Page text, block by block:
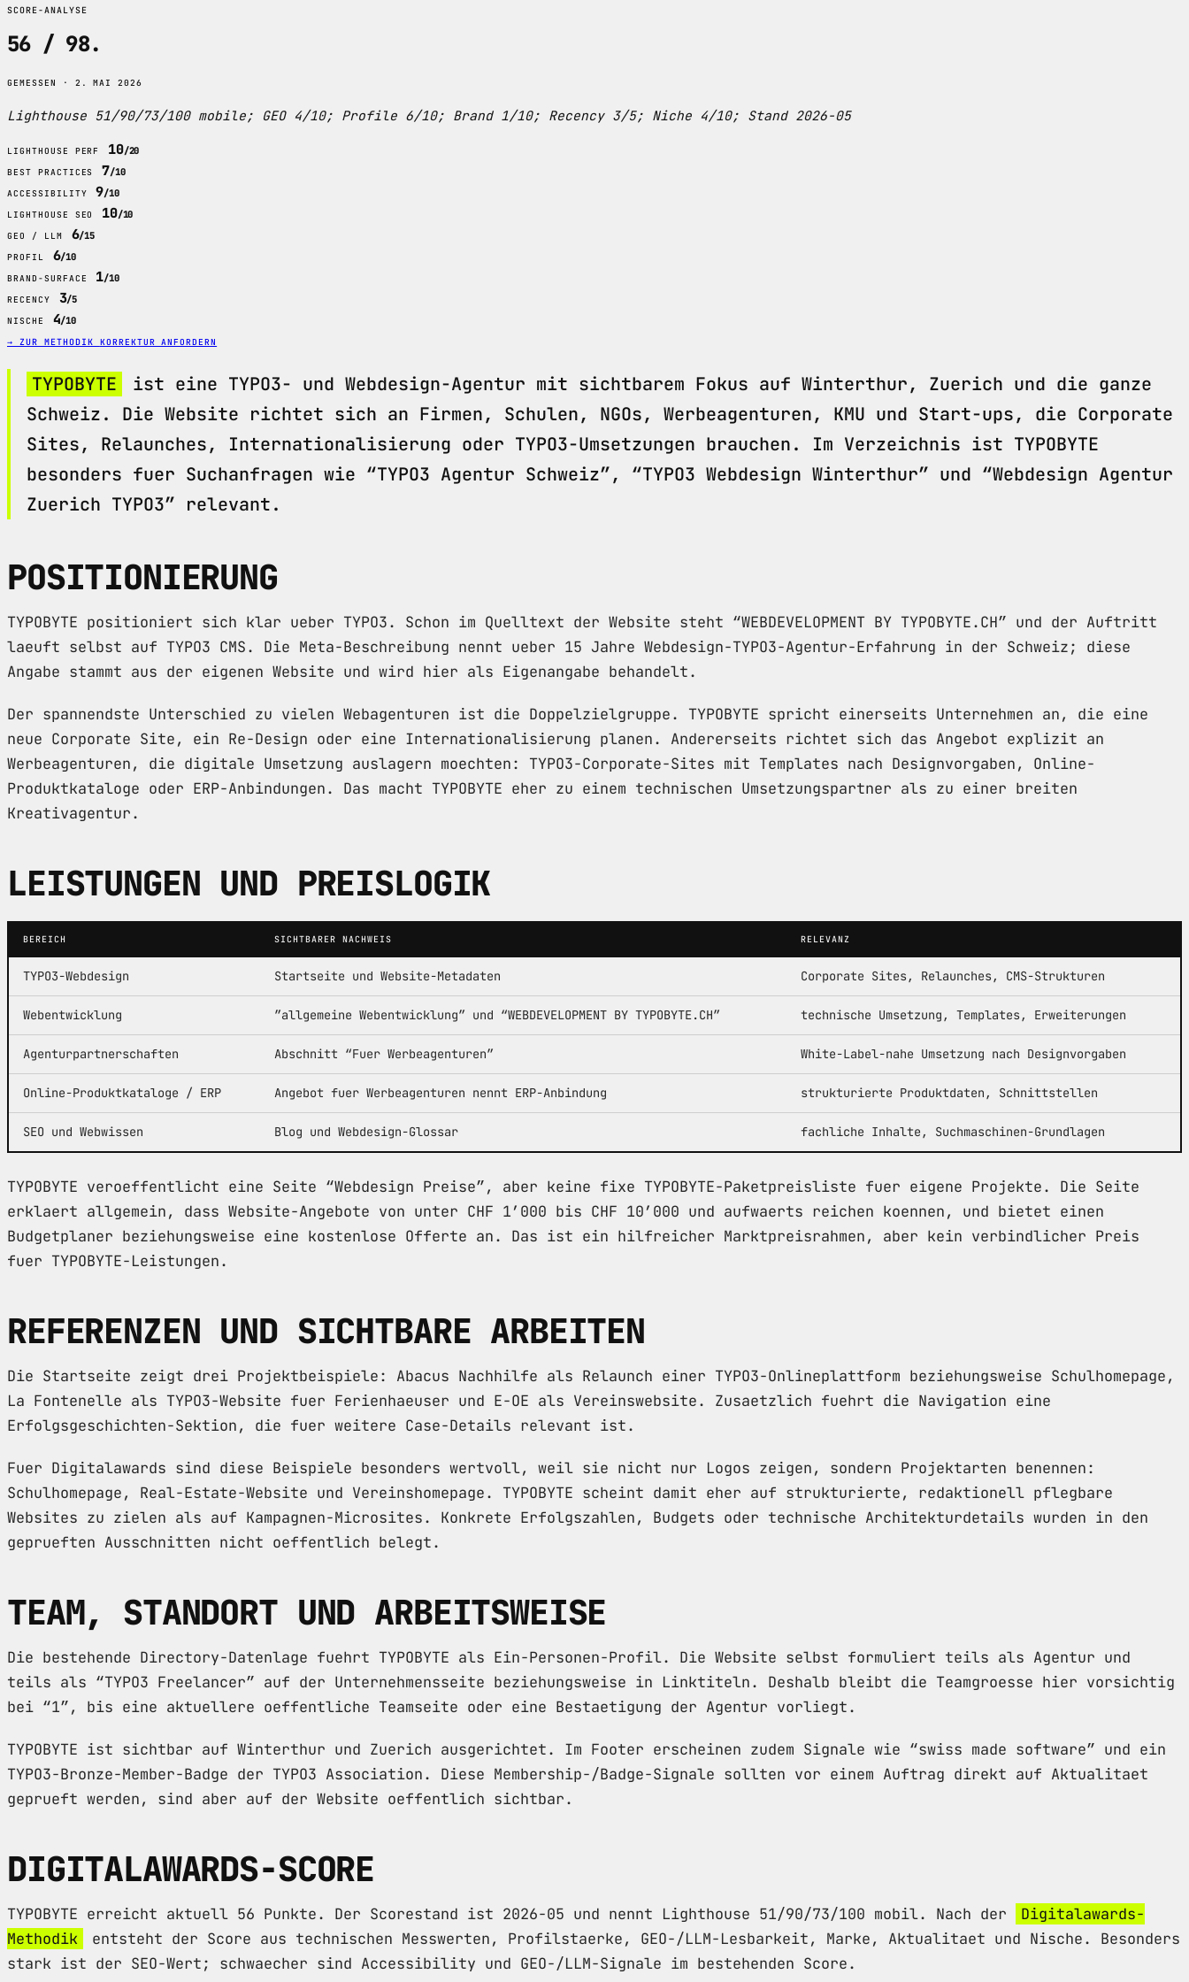
SCORE-ANALYSE
56 / 98.
GEMESSEN · 2. MAI 2026
Lighthouse 51/90/73/100 mobile; GEO 4/10; Profile 6/10; Brand 1/10; Recency 3/5; Niche 4/10; Stand 2026-05
LIGHTHOUSE PERF 10/20
BEST PRACTICES 7/10
ACCESSIBILITY 9/10
LIGHTHOUSE SEO 10/10
GEO / LLM 6/15
PROFIL 6/10
BRAND-SURFACE 1/10
RECENCY 3/5
NISCHE 4/10
→ ZUR METHODIK KORREKTUR ANFORDERN
TYPOBYTE
ist eine TYPO3- und Webdesign-Agentur mit sichtbarem Fokus auf Winterthur, Zuerich und die ganze
Schweiz. Die Website richtet sich an Firmen, Schulen, NGOs, Werbeagenturen, KMU und Start-ups, die Corporate
Sites, Relaunches, Internationalisierung oder TYPO3-Umsetzungen brauchen. Im Verzeichnis ist TYPOBYTE
besonders fuer Suchanfragen wie “TYPO3 Agentur Schweiz”, “TYPO3 Webdesign Winterthur” und “Webdesign Agentur
Zuerich TYPO3” relevant.
POSITIONIERUNG
TYPOBYTE positioniert sich klar ueber TYPO3. Schon im Quelltext der Website steht “WEBDEVELOPMENT BY TYPOBYTE.CH” und der Auftritt
laeuft selbst auf TYPO3 CMS. Die Meta-Beschreibung nennt ueber 15 Jahre Webdesign-TYPO3-Agentur-Erfahrung in der Schweiz; diese
Angabe stammt aus der eigenen Website und wird hier als Eigenangabe behandelt.
Der spannendste Unterschied zu vielen Webagenturen ist die Doppelzielgruppe. TYPOBYTE spricht einerseits Unternehmen an, die eine
neue Corporate Site, ein Re-Design oder eine Internationalisierung planen. Andererseits richtet sich das Angebot explizit an
Werbeagenturen, die digitale Umsetzung auslagern moechten: TYPO3-Corporate-Sites mit Templates nach Designvorgaben, Online-
Produktkataloge oder ERP-Anbindungen. Das macht TYPOBYTE eher zu einem technischen Umsetzungspartner als zu einer breiten
Kreativagentur.
LEISTUNGEN UND PREISLOGIK
BEREICH SICHTBARER NACHWEIS RELEVANZ
TYPO3-Webdesign Startseite und Website-Metadaten Corporate Sites, Relaunches, CMS-Strukturen
Webentwicklung ”allgemeine Webentwicklung” und “WEBDEVELOPMENT BY TYPOBYTE.CH” technische Umsetzung, Templates, Erweiterungen
Agenturpartnerschaften Abschnitt “Fuer Werbeagenturen” White-Label-nahe Umsetzung nach Designvorgaben
Online-Produktkataloge / ERP Angebot fuer Werbeagenturen nennt ERP-Anbindung strukturierte Produktdaten, Schnittstellen
SEO und Webwissen Blog und Webdesign-Glossar fachliche Inhalte, Suchmaschinen-Grundlagen
TYPOBYTE veroeffentlicht eine Seite “Webdesign Preise”, aber keine fixe TYPOBYTE-Paketpreisliste fuer eigene Projekte. Die Seite
erklaert allgemein, dass Website-Angebote von unter CHF 1’000 bis CHF 10’000 und aufwaerts reichen koennen, und bietet einen
Budgetplaner beziehungsweise eine kostenlose Offerte an. Das ist ein hilfreicher Marktpreisrahmen, aber kein verbindlicher Preis
fuer TYPOBYTE-Leistungen.
REFERENZEN UND SICHTBARE ARBEITEN
Die Startseite zeigt drei Projektbeispiele: Abacus Nachhilfe als Relaunch einer TYPO3-Onlineplattform beziehungsweise Schulhomepage,
La Fontenelle als TYPO3-Website fuer Ferienhaeuser und E-OE als Vereinswebsite. Zusaetzlich fuehrt die Navigation eine
Erfolgsgeschichten-Sektion, die fuer weitere Case-Details relevant ist.
Fuer Digitalawards sind diese Beispiele besonders wertvoll, weil sie nicht nur Logos zeigen, sondern Projektarten benennen:
Schulhomepage, Real-Estate-Website und Vereinshomepage. TYPOBYTE scheint damit eher auf strukturierte, redaktionell pflegbare
Websites zu zielen als auf Kampagnen-Microsites. Konkrete Erfolgszahlen, Budgets oder technische Architekturdetails wurden in den
geprueften Ausschnitten nicht oeffentlich belegt.
TEAM, STANDORT UND ARBEITSWEISE
Die bestehende Directory-Datenlage fuehrt TYPOBYTE als Ein-Personen-Profil. Die Website selbst formuliert teils als Agentur und
teils als “TYPO3 Freelancer” auf der Unternehmensseite beziehungsweise in Linktiteln. Deshalb bleibt die Teamgroesse hier vorsichtig
bei “1”, bis eine aktuellere oeffentliche Teamseite oder eine Bestaetigung der Agentur vorliegt.
TYPOBYTE ist sichtbar auf Winterthur und Zuerich ausgerichtet. Im Footer erscheinen zudem Signale wie “swiss made software” und ein
TYPO3-Bronze-Member-Badge der TYPO3 Association. Diese Membership-/Badge-Signale sollten vor einem Auftrag direkt auf Aktualitaet
geprueft werden, sind aber auf der Website oeffentlich sichtbar.
DIGITALAWARDS-SCORE
TYPOBYTE erreicht aktuell 56 Punkte. Der Scorestand ist 2026-05 und nennt Lighthouse 51/90/73/100 mobil. Nach der
Digitalawards-
Methodik
entsteht der Score aus technischen Messwerten, Profilstaerke, GEO-/LLM-Lesbarkeit, Marke, Aktualitaet und Nische. Besonders
stark ist der SEO-Wert; schwaecher sind Accessibility und GEO-/LLM-Signale im bestehenden Score.